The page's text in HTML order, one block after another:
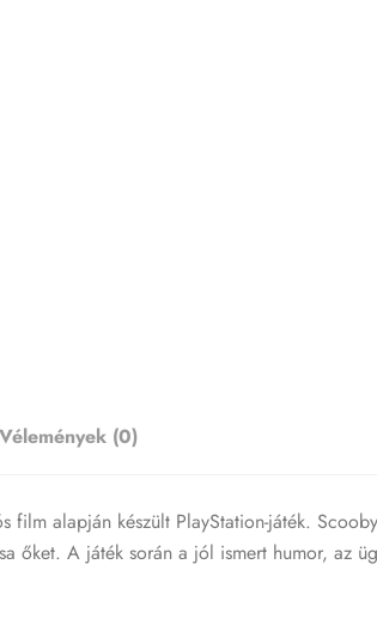
Vélemények (0)
alapján készült PlayStation-játék.
A játék során a jól ismert humor, az